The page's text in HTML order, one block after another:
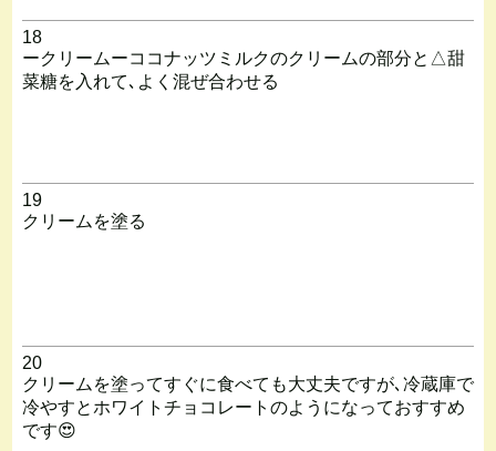
18
ークリームーココナッツミルクのクリームの部分と△甜
菜糖を入れて､よく混ぜ合わせる
19
クリームを塗る
20
クリームを塗ってすぐに食べても大丈夫ですが､冷蔵庫で
冷やすとホワイトチョコレートのようになっておすすめ
です😍